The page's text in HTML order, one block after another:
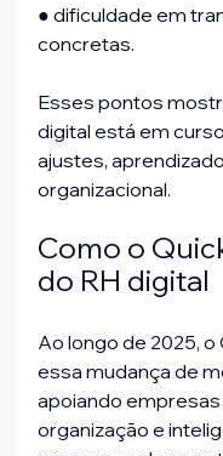
● dificuldade em
concretas.
Esses pontos
digital está em
ajustes,
organizacional.
Como o
do RH digital
Ao longo de 2025,
essa mudança de
apoiando
organização e